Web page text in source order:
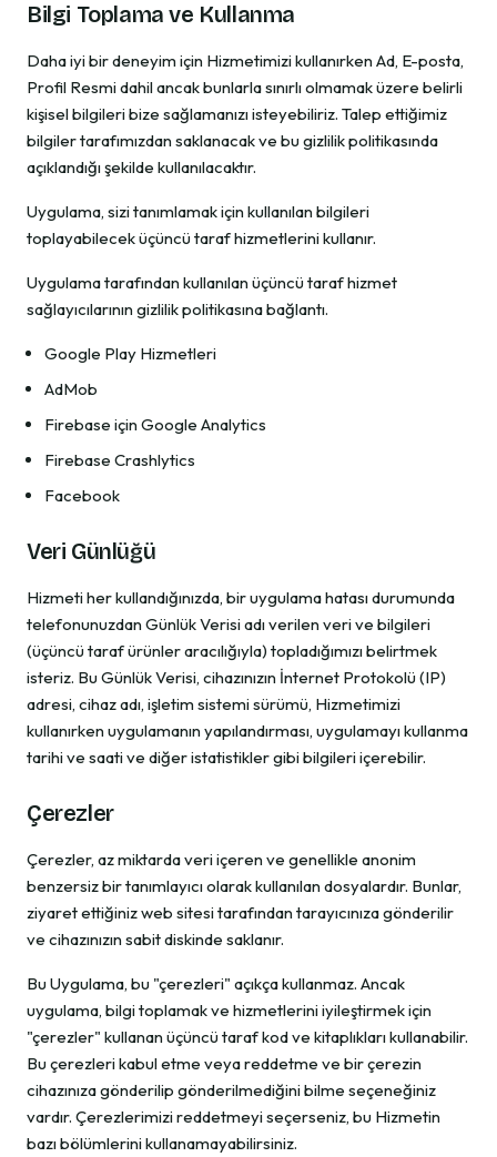
Bilgi Toplama ve Kullanma
Daha iyi bir deneyim için Hizmetimizi kullanırken Ad, E-posta,
Profil Resmi dahil ancak bunlarla sınırlı olmamak üzere belirli
kişisel bilgileri bize sağlamanızı isteyebiliriz. Talep ettiğimiz
bilgiler tarafımızdan saklanacak ve bu gizlilik politikasında
açıklandığı şekilde kullanılacaktır.
Uygulama, sizi tanımlamak için kullanılan bilgileri
toplayabilecek üçüncü taraf hizmetlerini kullanır.
Uygulama tarafından kullanılan üçüncü taraf hizmet
sağlayıcılarının gizlilik politikasına bağlantı.
Google Play Hizmetleri
AdMob
Firebase için Google Analytics
Firebase Crashlytics
Facebook
Veri Günlüğü
Hizmeti her kullandığınızda, bir uygulama hatası durumunda
telefonunuzdan Günlük Verisi adı verilen veri ve bilgileri
(üçüncü taraf ürünler aracılığıyla) topladığımızı belirtmek
isteriz. Bu Günlük Verisi, cihazınızın İnternet Protokolü (IP)
adresi, cihaz adı, işletim sistemi sürümü, Hizmetimizi
kullanırken uygulamanın yapılandırması, uygulamayı kullanma
tarihi ve saati ve diğer istatistikler gibi bilgileri içerebilir.
Çerezler
Çerezler, az miktarda veri içeren ve genellikle anonim
benzersiz bir tanımlayıcı olarak kullanılan dosyalardır. Bunlar,
ziyaret ettiğiniz web sitesi tarafından tarayıcınıza gönderilir
ve cihazınızın sabit diskinde saklanır.
Bu Uygulama, bu "çerezleri" açıkça kullanmaz. Ancak
uygulama, bilgi toplamak ve hizmetlerini iyileştirmek için
"çerezler" kullanan üçüncü taraf kod ve kitaplıkları kullanabilir.
Bu çerezleri kabul etme veya reddetme ve bir çerezin
cihazınıza gönderilip gönderilmediğini bilme seçeneğiniz
vardır. Çerezlerimizi reddetmeyi seçerseniz, bu Hizmetin
bazı bölümlerini kullanamayabilirsiniz.